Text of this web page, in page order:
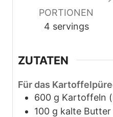
PORTIONEN
4 servings
ZUTATEN
Für das
600 g Kartoffeln
100 g kalte Butter